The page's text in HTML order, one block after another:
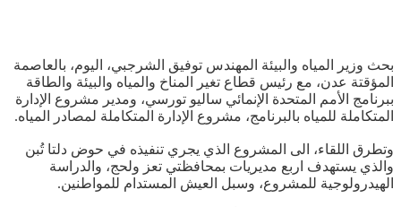
بحث وزير المياه والبيئة المهندس توفيق الشرجبي، اليوم، بالعاصمة
المؤقتة عدن، مع رئيس قطاع تغير المناخ والمياه والبيئة والطاقة
ببرنامج الأمم المتحدة الإنمائي ساليو تورسي، ومدير مشروع الإدارة
المتكاملة للمياه بالبرنامج، مشروع الإدارة المتكاملة لمصادر المياه.
وتطرق اللقاء، الى المشروع الذي يجري تنفيذه في حوض دلتا تُبن
والذي يستهدف اربع مديريات بمحافظتي تعز ولحج، والدراسة
الهيدرولوجية للمشروع، وسبل العيش المستدام للمواطنين.